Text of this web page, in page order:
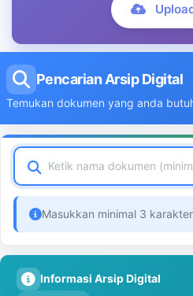
Pencarian Arsip Digital
Temukan dokumen yang anda
Masukkan minimal 3
Informasi Arsip Digital